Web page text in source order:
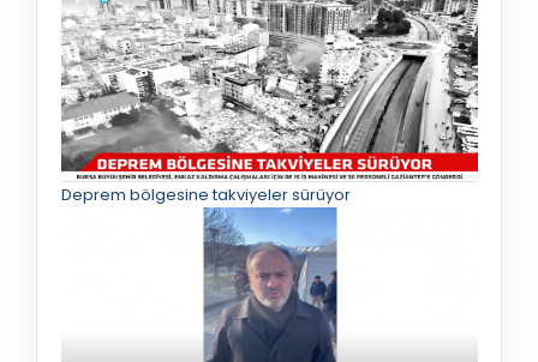
Deprem bölgesine takviyeler sürüyor